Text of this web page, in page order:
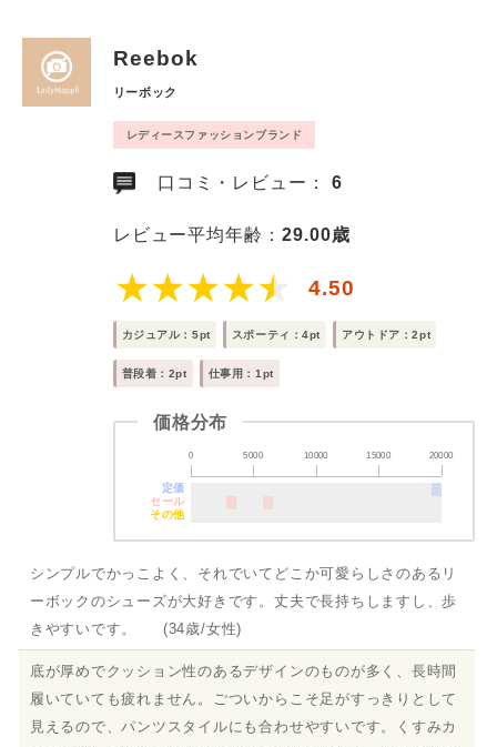
Reebok
リーボック
レディースファッションブランド
口コミ・レビュー：6
レビュー平均年齢：29.00歳
4.50
カジュアル：5pt スポーティ：4pt アウトドア：2pt
普段着：2pt 仕事用：1pt
価格分布
0 5000 10000 15000 20000
定価
セール
その他
シンプルでかっこよく、それでいてどこか可愛らしさのあるリ
ーボックのシューズが大好きです。丈夫で長持ちしますし、歩
きやすいです。 (34歳/女性)
底が厚めでクッション性のあるデザインのものが多く、長時間
履いていても疲れません。ごついからこそ足がすっきりとして
見えるので、パンツスタイルにも合わせやすいです。くすみカ